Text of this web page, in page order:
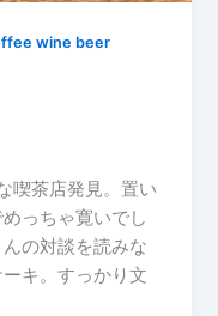
wine beer
喫茶店発見。置い
っちゃ寛いでし
の対談を読みな
キ。すっかり文